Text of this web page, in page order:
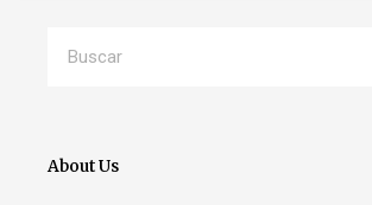
About Us